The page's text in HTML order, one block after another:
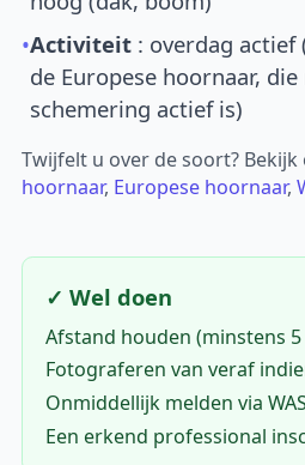
•Activiteit : overdag
de Europese hoornaar,
schemering actief is)
Twijfelt u over de soort?
hoornaar, Europese hoornaar,
✓ Wel doen
Afstand houden (minstens
Fotograferen van veraf
Onmiddellijk melden via
Een erkend professional